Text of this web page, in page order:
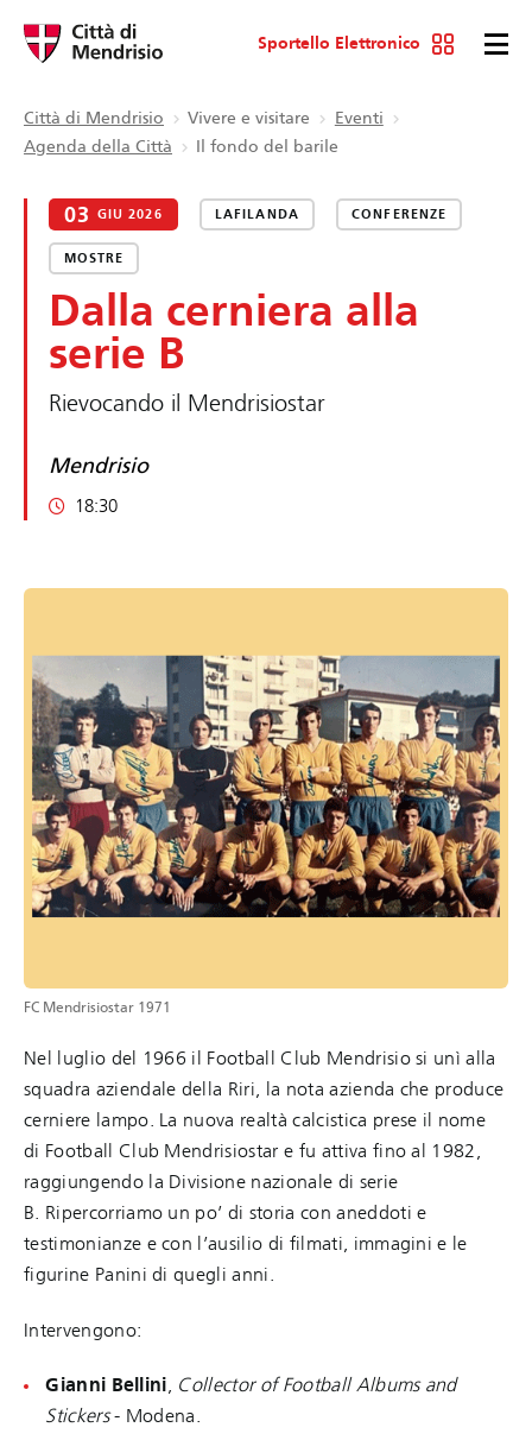
Sportello Elettronico
Città di Mendrisio Vivere e visitare
Eventi
Agenda della Città
Il fondo del barile
03 GIU 2026 LAFILANDA CONFERENZE
MOSTRE
Dalla cerniera alla
serie B
Rievocando il Mendrisiostar
Mendrisio
18:30
FC Mendrisiostar 1971
Nel luglio del 1966 il Football Club Mendrisio si unì alla
squadra aziendale della Riri, la nota azienda che produce
cerniere lampo. La nuova realtà calcistica prese il nome
di Football Club Mendrisiostar e fu attiva fino al 1982,
raggiungendo la Divisione nazionale di serie
B. Ripercorriamo un po’ di storia con aneddoti e
testimonianze e con l’ausilio di filmati, immagini e le
figurine Panini di quegli anni.
Intervengono:
Gianni Bellini, Collector of Football Albums and
Stickers- Modena.